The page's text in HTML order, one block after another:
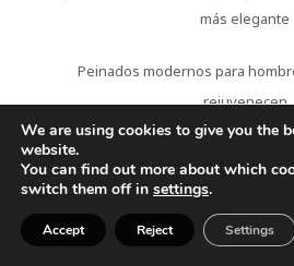
más elegante
Peinados modernos para
rejuvenecen
5 Mejores Cortes de pelo para
rejuvenecen
Barbas para hombres mayores de 40:
We are using cookies to give you the
website.
You can find out more about which
switch them off in settings.
Accept Reject Settings